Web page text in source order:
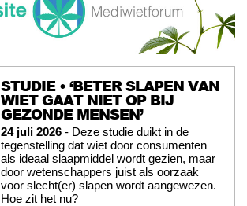
STUDIE • ‘BETER SLAPEN VAN
WIET GAAT NIET OP BIJ
GEZONDE MENSEN’
24 juli 2026 - Deze studie duikt in de
tegenstelling dat wiet door consumenten
als ideaal slaapmiddel wordt gezien, maar
door wetenschappers juist als oorzaak
voor slecht(er) slapen wordt aangewezen.
Hoe zit het nu?